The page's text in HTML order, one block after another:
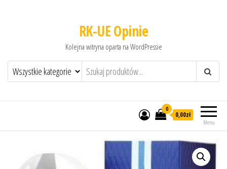
RK-UE Opinie
Kolejna witryna oparta na WordPressie
Menu
0
0,00zł